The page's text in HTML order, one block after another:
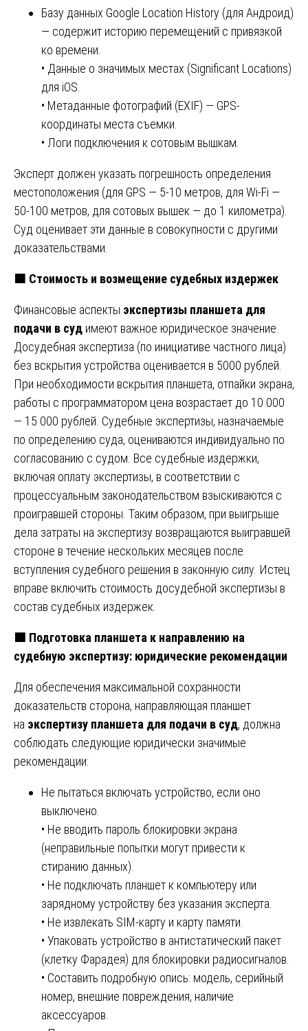
Базу данных Google Location History (для Андроид)
— содержит историю перемещений с привязкой
ко времени.
• Данные о значимых местах (Significant Locations)
для iOS.
• Метаданные фотографий (EXIF) — GPS-
координаты места съемки.
• Логи подключения к сотовым вышкам.
Эксперт должен указать погрешность определения
местоположения (для GPS — 5-10 метров, для Wi-Fi —
50-100 метров, для сотовых вышек — до 1 километра).
Суд оценивает эти данные в совокупности с другими
доказательствами.
🟧 Стоимость и возмещение судебных издержек
Финансовые аспекты экспертизы планшета для
подачи в суд имеют важное юридическое значение.
Досудебная экспертиза (по инициативе частного лица)
без вскрытия устройства оценивается в 5000 рублей.
При необходимости вскрытия планшета, отпайки экрана,
работы с программатором цена возрастает до 10 000
— 15 000 рублей. Судебные экспертизы, назначаемые
по определению суда, оцениваются индивидуально по
согласованию с судом. Все судебные издержки,
включая оплату экспертизы, в соответствии с
процессуальным законодательством взыскиваются с
проигравшей стороны. Таким образом, при выигрыше
дела затраты на экспертизу возвращаются выигравшей
стороне в течение нескольких месяцев после
вступления судебного решения в законную силу. Истец
вправе включить стоимость досудебной экспертизы в
состав судебных издержек.
🟩 Подготовка планшета к направлению на
судебную экспертизу: юридические рекомендации
Для обеспечения максимальной сохранности
доказательств сторона, направляющая планшет
на экспертизу планшета для подачи в суд, должна
соблюдать следующие юридически значимые
рекомендации:
Не пытаться включать устройство, если оно
выключено.
• Не вводить пароль блокировки экрана
(неправильные попытки могут привести к
стиранию данных).
• Не подключать планшет к компьютеру или
зарядному устройству без указания эксперта.
• Не извлекать SIM-карту и карту памяти.
• Упаковать устройство в антистатический пакет
(клетку Фарадея) для блокировки радиосигналов.
• Составить подробную опись: модель, серийный
номер, внешние повреждения, наличие
аксессуаров.